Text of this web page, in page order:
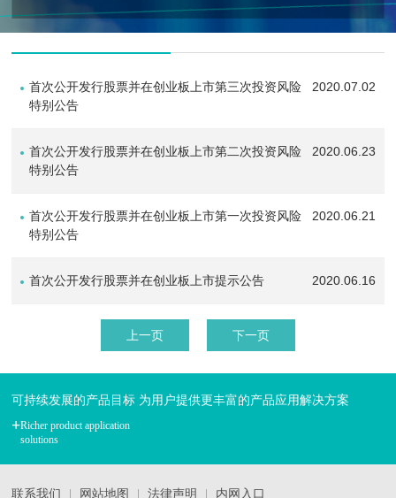
首次公开发行股票并在创业板上市第三次投资风险
特别公告
2020.07.02
首次公开发行股票并在创业板上市第二次投资风险
特别公告
2020.06.23
首次公开发行股票并在创业板上市第一次投资风险
特别公告
2020.06.21
首次公开发行股票并在创业板上市提示公告 2020.06.16
上一页 下一页
可持续发展的产品目标 为用户提供更丰富的产品应用解决方案
+Richer product application
solutions
联系我们 网站地图 法律声明 内网入口